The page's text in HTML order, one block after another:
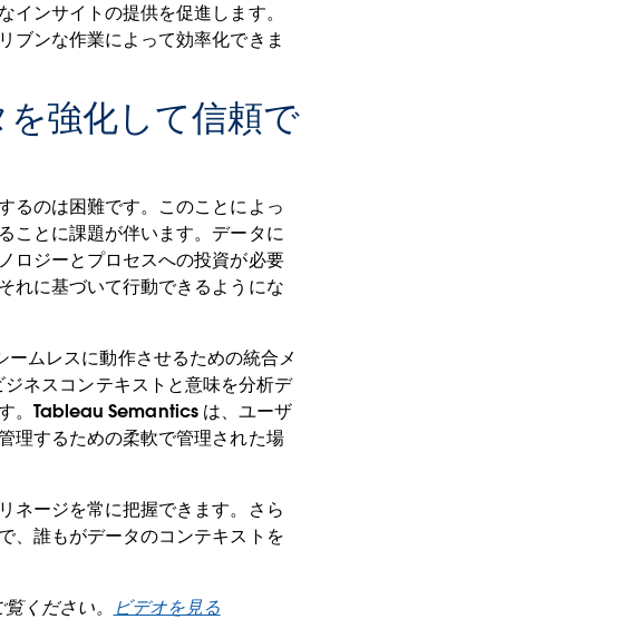
ンサイトの提供を促進します。
ブンな作業によって効率化できま
強化して信頼で
るのは困難です。このことによっ
ことに課題が伴います。データに
ロジーとプロセスへの投資が必要
れに基づいて行動できるようにな
ムレスに動作させるための統合メ
ネスコンテキストと意味を分析デ
。Tableau Semantics は、ユーザ
理するための柔軟で管理された場
ネージを常に把握できます。さら
、誰もがデータのコンテキストを
ください。
ビデオを見る